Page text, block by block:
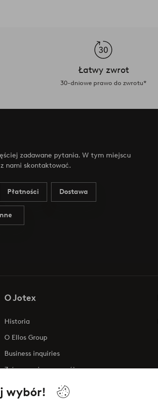
wybór!
Łatwy zwrot
30-dniowe prawo do zwrotu*
zadawane pytania. W tym miejscu
nami skontaktować.
Płatności Dostawa
O Jotex
Historia
O Ellos Group
Business inquiries
Zrównoważony rozwój
Oświadczenie o dostępności